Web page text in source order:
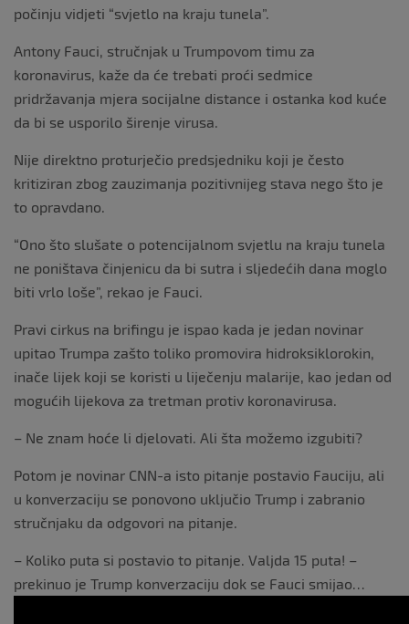
počinju vidjeti “svjetlo na kraju tunela”.
Antony Fauci, stručnjak u Trumpovom timu za
koronavirus, kaže da će trebati proći sedmice
pridržavanja mjera socijalne distance i ostanka kod kuće
da bi se usporilo širenje virusa.
Nije direktno proturječio predsjedniku koji je često
kritiziran zbog zauzimanja pozitivnijeg stava nego što je
to opravdano.
“Ono što slušate o potencijalnom svjetlu na kraju tunela
ne poništava činjenicu da bi sutra i sljedećih dana moglo
biti vrlo loše”, rekao je Fauci.
Pravi cirkus na brifingu je ispao kada je jedan novinar
upitao Trumpa zašto toliko promovira hidroksiklorokin,
inače lijek koji se koristi u liječenju malarije, kao jedan od
mogućih lijekova za tretman protiv koronavirusa.
– Ne znam hoće li djelovati. Ali šta možemo izgubiti?
Potom je novinar CNN-a isto pitanje postavio Fauciju, ali
u konverzaciju se ponovono uključio Trump i zabranio
stručnjaku da odgovori na pitanje.
– Koliko puta si postavio to pitanje. Valjda 15 puta! –
prekinuo je Trump konverzaciju dok se Fauci smijao…